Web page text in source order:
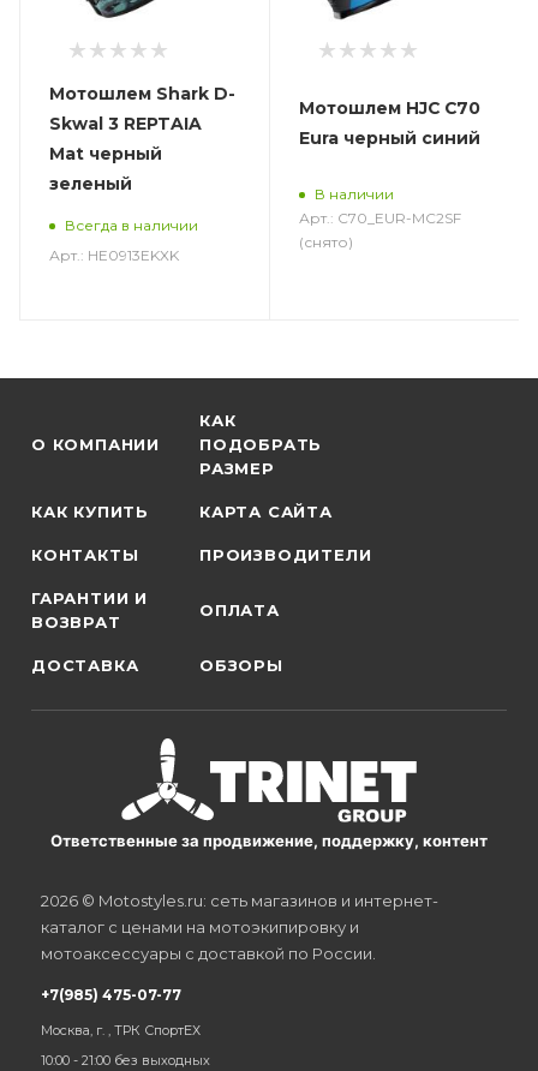
Мотошлем Shark D-
Skwal 3 REPTAIA
Mat черный
зеленый
Всегда в наличии
Арт.: HE0913EKXK
Мотошлем HJC C70
Eura черный синий
В наличии
Арт.: C70_EUR-MC2SF
(снято)
О КОМПАНИИ
КАК
ПОДОБРАТЬ
РАЗМЕР
КАК КУПИТЬ КАРТА САЙТА
КОНТАКТЫ ПРОИЗВОДИТЕЛИ
ГАРАНТИИ И
ВОЗВРАТ
ОПЛАТА
ДОСТАВКА ОБЗОРЫ
Ответственные за продвижение, поддержку, контент
2026 © Motostyles.ru: сеть магазинов и интернет-
каталог с ценами на мотоэкипировку и
мотоаксессуары с доставкой по России.
+7(985) 475-07-77
Москва, г. , ТРК СпортЕХ
10:00 - 21:00 без выходных